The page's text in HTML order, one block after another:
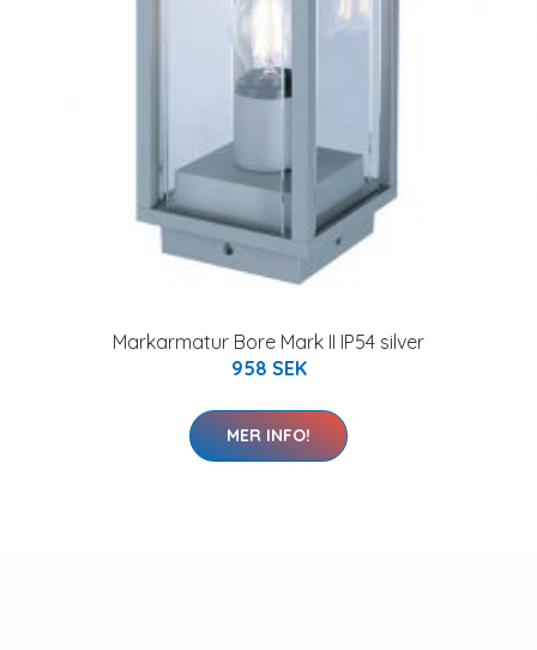
Markarmatur Bore Mark II IP54 silver
958 SEK
MER INFO!